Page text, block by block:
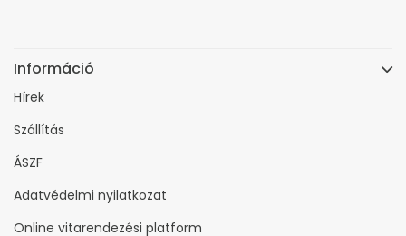
Információ
Hírek
Szállítás
ÁSZF
Adatvédelmi nyilatkozat
Online vitarendezési platform